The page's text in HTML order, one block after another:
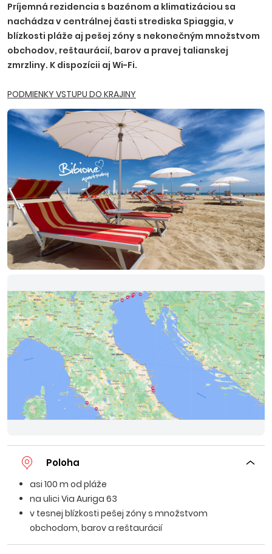
na ubytovanie a termín návratu deň po ukončení
pobytu. Z uvedených cien nie je možné uplatniť zľavu
pre firemných partnerov.
Príjemná rezidencia s bazénom a klimatizáciou sa
nachádza v centrálnej časti strediska Spiaggia, v
blízkosti pláže aj pešej zóny s nekonečným množstvom
obchodov, reštaurácií, barov a pravej talianskej
zmrzliny. K dispozícii aj Wi-Fi.
PODMIENKY VSTUPU DO KRAJINY
Poloha
asi 100 m od pláže
na ulici Via Auriga 63
v tesnej blízkosti pešej zóny s množstvom
obchodom, barov a reštaurácií